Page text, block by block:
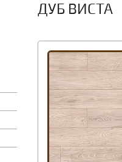
ДУБ ВИСТА